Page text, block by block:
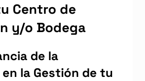
Centro de
y/o Bodega
de la
la Gestión de tu